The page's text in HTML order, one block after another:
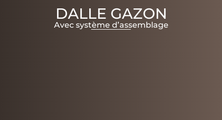
DALLE GAZON
Avec système d’assemblage